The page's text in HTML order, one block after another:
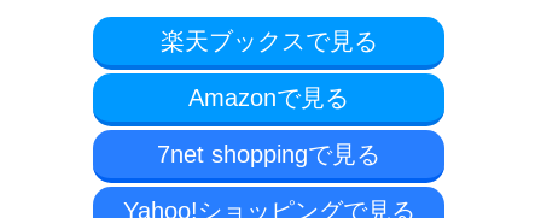
楽天ブックスで見る
Amazonで見る
7net shoppingで見る
Yahoo!ショッピングで見る